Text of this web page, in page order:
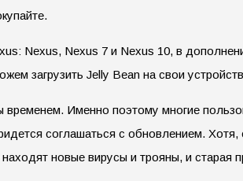
Nexus, Nexus 7 и Nexus 10, в
загрузить Jelly Bean на свои
Именно поэтому многие
соглашаться с обновлением. Хотя,
новые вирусы и трояны, и старая